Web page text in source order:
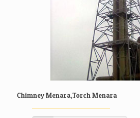
Chimney Menara,Torch Menara